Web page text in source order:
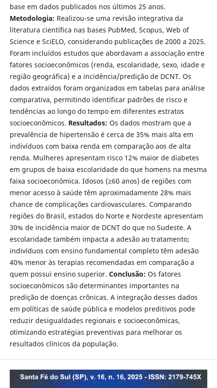
base em dados publicados nos últimos 25 anos.
Metodologia: Realizou-se uma revisão integrativa da
literatura científica nas bases PubMed, Scopus, Web of
Science e SciELO, considerando publicações de 2000 a 2025.
Foram incluídos estudos que abordavam a associação entre
fatores socioeconômicos (renda, escolaridade, sexo, idade e
região geográfica) e a incidência/predição de DCNT. Os
dados extraídos foram organizados em tabelas para análise
comparativa, permitindo identificar padrões de risco e
tendências ao longo do tempo em diferentes estratos
socioeconômicos. Resultados: Os dados mostram que a
prevalência de hipertensão é cerca de 35% mais alta em
indivíduos com baixa renda em comparação aos de alta
renda. Mulheres apresentam risco 12% maior de diabetes
em grupos de baixa escolaridade do que homens na mesma
faixa socioeconômica. Idosos (≥60 anos) de regiões com
menor acesso à saúde têm aproximadamente 28% mais
chance de complicações cardiovasculares. Comparando
regiões do Brasil, estados do Norte e Nordeste apresentam
30% de incidência maior de DCNT do que no Sudeste. A
escolaridade também impacta a adesão ao tratamento;
indivíduos com ensino fundamental completo têm adesão
40% menor às terapias recomendadas em comparação a
quem possui ensino superior. Conclusão: Os fatores
socioeconômicos são determinantes importantes na
predição de doenças crônicas. A integração desses dados
em políticas de saúde pública e modelos preditivos pode
reduzir desigualdades regionais e socioeconômicas,
otimizando estratégias preventivas para melhorar os
resultados clínicos da população.